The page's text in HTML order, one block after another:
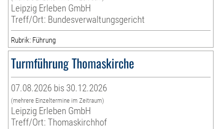
Leipzig Erleben GmbH
Treff/Ort: Bundesverwaltungsgericht
Rubrik: Führung
Turmführung Thomaskirche
07.08.2026 bis 30.12.2026
(mehrere Einzeltermine im Zeitraum)
Leipzig Erleben GmbH
Treff/Ort: Thomaskirchhof